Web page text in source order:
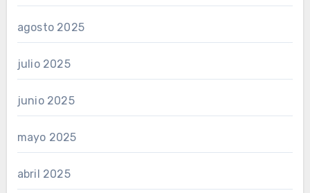
agosto 2025
julio 2025
junio 2025
mayo 2025
abril 2025